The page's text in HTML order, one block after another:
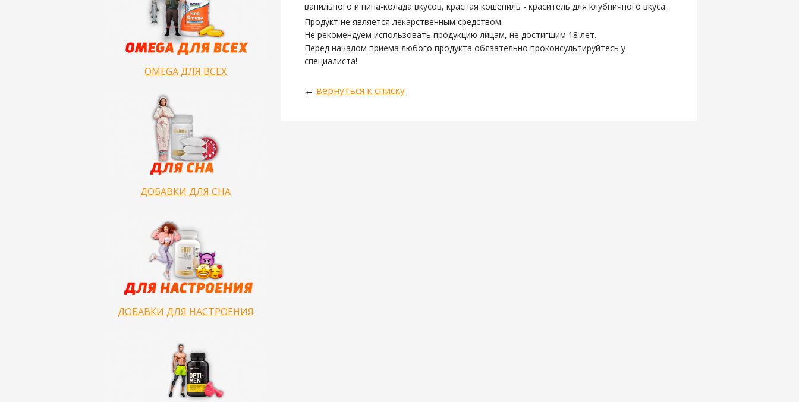
OMEGA ДЛЯ ВСЕХ
ДОБАВКИ ДЛЯ СНА
ДОБАВКИ ДЛЯ НАСТРОЕНИЯ
ванильного и пина-колада вкусов, красная кошениль - краситель для клубничного вкуса.
Продукт не является лекарственным средством.
Не рекомендуем использовать продукцию лицам, не достигшим 18 лет.
Перед началом приема любого продукта обязательно проконсультируйтесь у
специалиста!
← вернуться к списку